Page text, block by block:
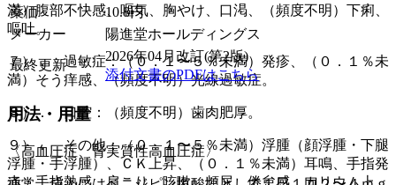
満）腹部不快感、嘔気、胸やけ、口渇、（頻度不明）下痢、
嘔吐。
７）． 過敏症：（０．１〜５％未満）発疹、（０．１％未
満）そう痒感、（頻度不明）光線過敏症。
８）． 口腔：（頻度不明）歯肉肥厚。
９）． その他：（０．１〜５％未満）浮腫（顔浮腫・下腿
浮腫・手浮腫）、ＣＫ上昇、（０．１％未満）耳鳴、手指発
赤・手指熱感、肩こり、咳嗽、頻尿、倦怠感、カリウム上
薬価
10.8円
メーカー
陽進堂ホールディングス
最終更新
2026年04月改訂(第2版)
添付文書のPDFはこちら
用法・用量
〈高血圧症、腎実質性高血圧症〉